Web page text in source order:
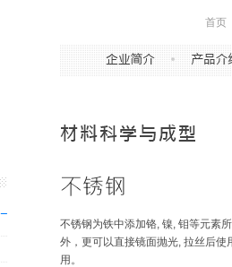
不锈钢为铁中添加铬, 镍, 钼等元素
外，更可以直接镜面抛光, 拉丝后
用。
首页